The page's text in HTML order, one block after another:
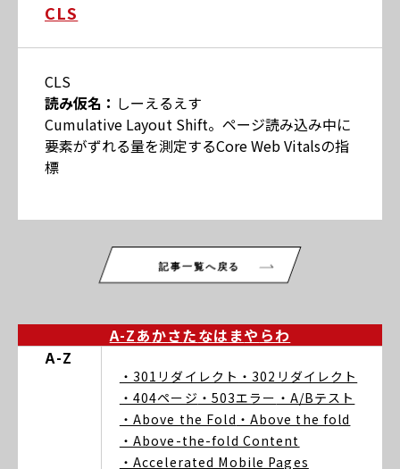
CLS
CLS
読み仮名： しーえるえす
Cumulative Layout Shift。ページ読み込み中に
要素がずれる量を測定するCore Web Vitalsの指
標
記事一覧へ戻る
A-Zあかさたなは まや らわ
A-Z
・301リダイレクト ・302リダイレクト
・404ページ ・503エラー ・A/Bテスト
・Above the Fold ・Above the fold
・Above-the-fold Content
・Accelerated Mobile Pages